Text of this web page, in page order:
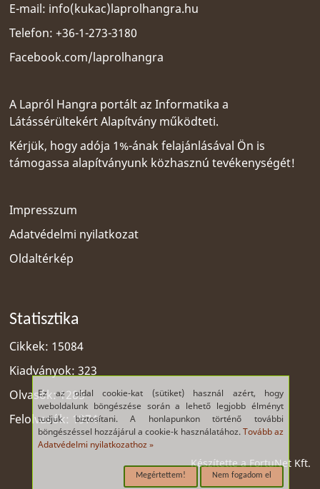
Ez az oldal cookie-kat (sütiket) használ azért, hogy
weboldalunk böngészése során a lehető legjobb élményt
tudjuk biztosítani. A honlapunkon történő további
böngészéssel hozzájárul a cookie-k használatához.Tovább az
Adatvédelmi nyilatkozathoz »
Megértettem! Nem fogadom el
E-mail: info(kukac)laprolhangra.hu
Telefon: +36-1-273-3180
Facebook.com/laprolhangra
A Lapról Hangra portált azInformatika a
Látássérültekért Alapítvány működteti.
Kérjük, hogy adója 1%-ának felajánlásával Ön is
támogassa alapítványunk közhasznú tevékenységét!
Impresszum
Adatvédelmi nyilatkozat
Oldaltérkép
Statisztika
Cikkek: 15084
Kiadványok: 323
Olvasók: 1285
Felolvasók: 1974
Készítette aFortuNet Kft.